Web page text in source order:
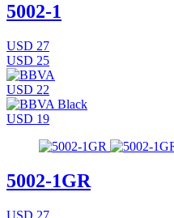
5002-1
USD 27
USD 25
USD 22
USD 19
5002-1GR
USD 27